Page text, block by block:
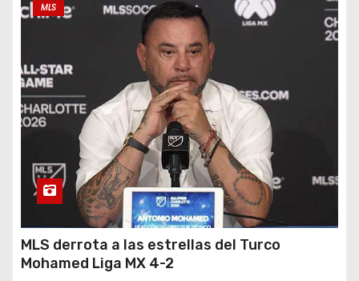
MLS
MLS derrota a las estrellas del Turco
Mohamed Liga MX 4-2